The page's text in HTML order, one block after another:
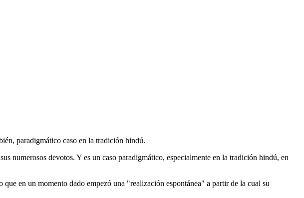
paradigmático caso en la tradición hindú.
numerosos devotos. Y es un caso paradigmático, especialmente en la tradición hindú, en
en un momento dado empezó una "realización espontánea" a partir de la cual su